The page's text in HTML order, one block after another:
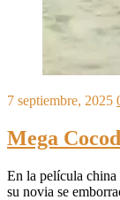
7 septiembre, 2025
Mega
En la película china
su novia se